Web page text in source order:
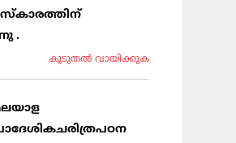
.
കൂടുതല്‍ വായിക്കുക